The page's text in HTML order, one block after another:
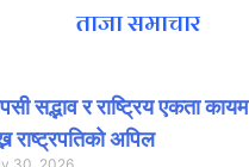
ताजा समाचार
सद्भाव र राष्ट्रिय एकता कायम
राष्ट्रपतिको अपिल